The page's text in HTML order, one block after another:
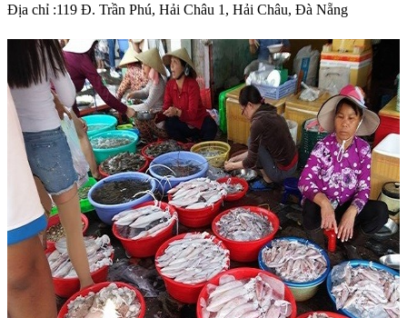
Địa chỉ :119 Đ. Trần Phú, Hải Châu 1, Hải Châu, Đà Nẵng